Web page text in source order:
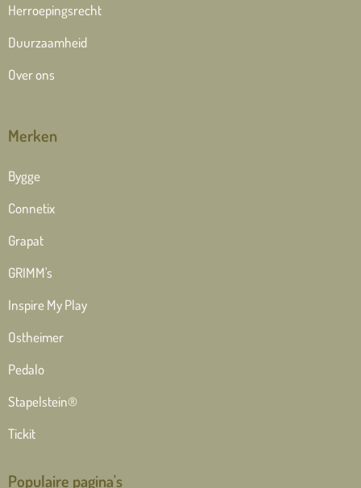
Herroepingsrecht
Duurzaamheid
Over ons
Merken
Bygge
Connetix
Grapat
GRIMM's
Inspire My Play
Ostheimer
Pedalo
Stapelstein®
Tickit
Populaire pagina's